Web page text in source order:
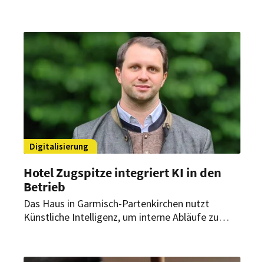
Ressourcen schonen und zugleich wirtschaftliche
Effekte erzielen können.
Digitalisierung
Hotel Zugspitze integriert KI in den
Betrieb
Das Haus in Garmisch-Partenkirchen nutzt
Künstliche Intelligenz, um interne Abläufe zu
und Gastfreundschaft entstehen.